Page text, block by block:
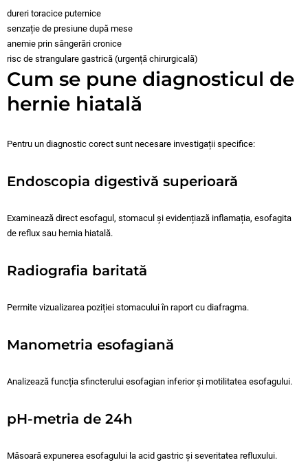
dureri toracice puternice
senzație de presiune după mese
anemie prin sângerări cronice
risc de strangulare gastrică (urgență chirurgicală)
Cum se pune diagnosticul de
hernie hiatală
Pentru un diagnostic corect sunt necesare investigații specifice:
Endoscopia digestivă superioară
Examinează direct esofagul, stomacul și evidențiază inflamația, esofagita
de reflux sau hernia hiatală.
Radiografia baritată
Permite vizualizarea poziției stomacului în raport cu diafragma.
Manometria esofagiană
Analizează funcția sfincterului esofagian inferior și motilitatea esofagului.
pH-metria de 24h
Măsoară expunerea esofagului la acid gastric și severitatea refluxului.